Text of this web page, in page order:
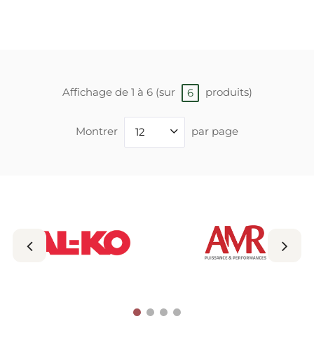
Affichage de 1 à 6 (sur 6 produits)
Montrer 12 par page